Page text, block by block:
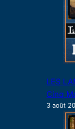
LES
Cinq
3 août